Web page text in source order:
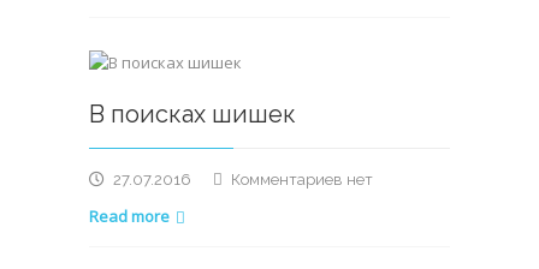
В поисках шишек
27.07.2016 Комментариев кнет
Read more